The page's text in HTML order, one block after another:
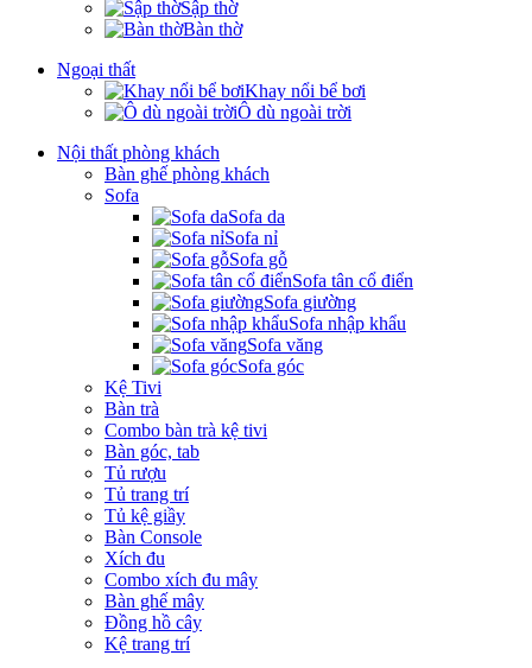
Sập thờ
Bàn thờ
Ngoại thất
Khay nổi bể bơi
Ô dù ngoài trời
Nội thất phòng khách
Bàn ghế phòng khách
Sofa
Sofa da
Sofa nỉ
Sofa gỗ
Sofa tân cổ điển
Sofa giường
Sofa nhập khẩu
Sofa văng
Sofa góc
Kệ Tivi
Bàn trà
Combo bàn trà kệ tivi
Bàn góc, tab
Tủ rượu
Tủ trang trí
Tủ kệ giầy
Bàn Console
Xích đu
Combo xích đu mây
Bàn ghế mây
Đồng hồ cây
Kệ trang trí